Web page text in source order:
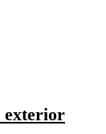
exterior